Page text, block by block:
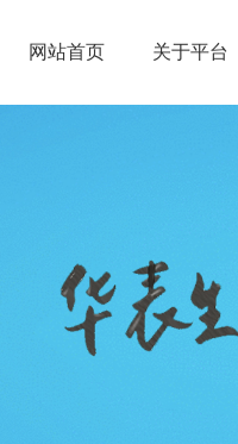
网站首页 关于平台